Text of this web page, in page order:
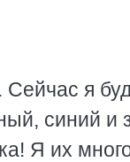
Сейчас я
синий и
Я их